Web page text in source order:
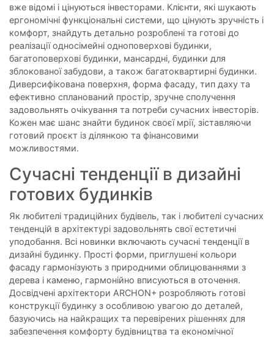
вже відомі і цінуються інвесторами. Клієнти, які шукають
ергономічні функціональні системи, що цінують зручність і
комфорт, знайдуть детально розроблені та готові до
реалізації односімейні одноповерхові будинки,
багатоповерхові будинки, мансардні, будинки для
зблокованої забудови, а також багатоквартирні будинки.
Диверсифікована поверхня, форма фасаду, тип даху та
ефективно спланований простір, зручне сполучення
задовольнять очікування та потреби сучасних інвесторів.
Кожен має шанс знайти будинок своєї мрії, зіставляючи
готовий проєкт із ділянкою та фінансовими
можливостями.
Сучасні тенденції в дизайні
готових будинків
Як любителі традиційних будівель, так і любителі сучасних
тенденцій в архітектурі задовольнять свої естетичні
уподобання. Всі новинки включають сучасні тенденції в
дизайні будинку. Прості форми, приглушені кольори
фасаду гармонізують з природними облицюваннями з
дерева і каменю, гармонійно вписуються в оточення.
Досвідчені архітектори ARCHON+ розробляють готові
конструкції будинку з особливою увагою до деталей,
базуючись на найкращих та перевірених рішеннях для
забезпечення комфорту будівництва та економічної